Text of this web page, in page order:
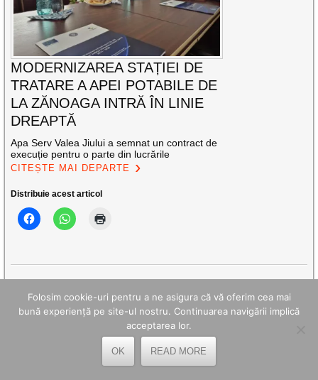
MODERNIZAREA STAȚIEI DE
TRATARE A APEI POTABILE DE
LA ZĂNOAGA INTRĂ ÎN LINIE
DREAPTĂ
Apa Serv Valea Jiului a semnat un contract de
execuție pentru o parte din lucrările
CITEȘTE MAI DEPARTE
Distribuie acest articol
FII PRIETENUL NOSTRU PE FACEBOOK!
ARTICOLE RECENTE
Folosim cookie-uri pentru a ne asigura că vă oferim cea mai
bună experiență pe site-ul nostru. Continuarea navigării implică
acceptarea lor.
OK READ MORE